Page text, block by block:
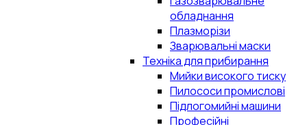
обладнання
Плазморізи
Зварювальні маски
Техніка для прибирання
Мийки високого тиску
Пилососи промислові
Підлогомийні машини
Професійні